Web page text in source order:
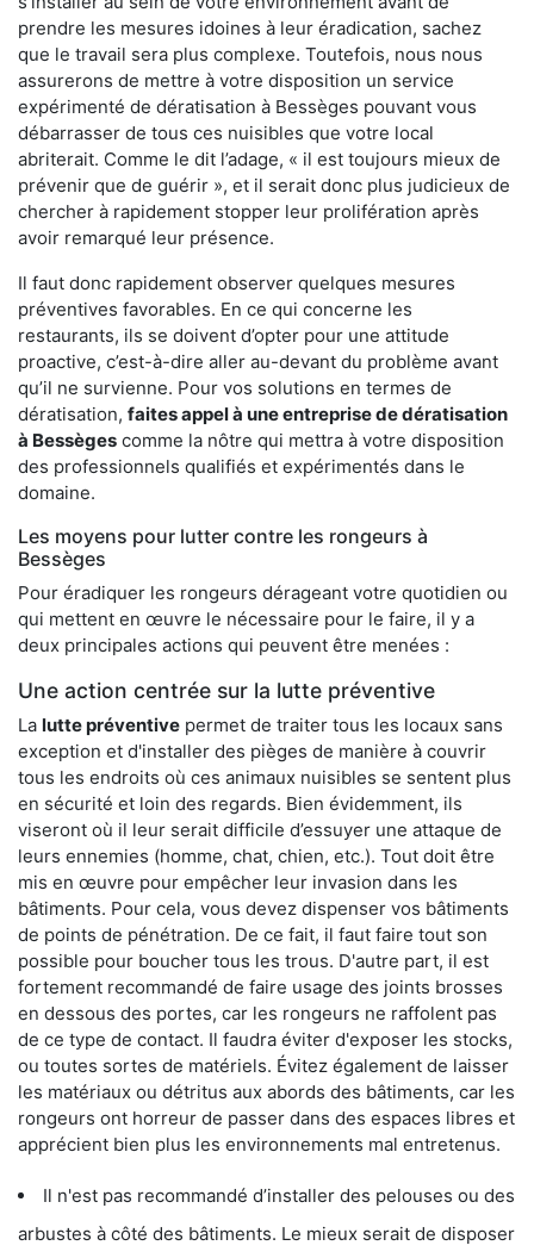
prendre les mesures idoines à leur éradication, sachez
que le travail sera plus complexe. Toutefois, nous nous
assurerons de mettre à votre disposition un service
expérimenté de dératisation à Bessèges pouvant vous
débarrasser de tous ces nuisibles que votre local
abriterait. Comme le dit l’adage, « il est toujours mieux de
prévenir que de guérir », et il serait donc plus judicieux de
chercher à rapidement stopper leur prolifération après
avoir remarqué leur présence.
Il faut donc rapidement observer quelques mesures
préventives favorables. En ce qui concerne les
restaurants, ils se doivent d’opter pour une attitude
proactive, c’est-à-dire aller au-devant du problème avant
qu’il ne survienne. Pour vos solutions en termes de
dératisation, faites appel à une entreprise de dératisation
à Bessèges comme la nôtre qui mettra à votre disposition
des professionnels qualifiés et expérimentés dans le
domaine.
Les moyens pour lutter contre les rongeurs à
Bessèges
Pour éradiquer les rongeurs dérageant votre quotidien ou
qui mettent en œuvre le nécessaire pour le faire, il y a
deux principales actions qui peuvent être menées :
Une action centrée sur la lutte préventive
La lutte préventive permet de traiter tous les locaux sans
exception et d'installer des pièges de manière à couvrir
tous les endroits où ces animaux nuisibles se sentent plus
en sécurité et loin des regards. Bien évidemment, ils
viseront où il leur serait difficile d’essuyer une attaque de
leurs ennemies (homme, chat, chien, etc.). Tout doit être
mis en œuvre pour empêcher leur invasion dans les
bâtiments. Pour cela, vous devez dispenser vos bâtiments
de points de pénétration. De ce fait, il faut faire tout son
possible pour boucher tous les trous. D'autre part, il est
fortement recommandé de faire usage des joints brosses
en dessous des portes, car les rongeurs ne raffolent pas
de ce type de contact. Il faudra éviter d'exposer les stocks,
ou toutes sortes de matériels. Évitez également de laisser
les matériaux ou détritus aux abords des bâtiments, car les
rongeurs ont horreur de passer dans des espaces libres et
apprécient bien plus les environnements mal entretenus.
Il n'est pas recommandé d’installer des pelouses ou des
arbustes à côté des bâtiments. Le mieux serait de disposer